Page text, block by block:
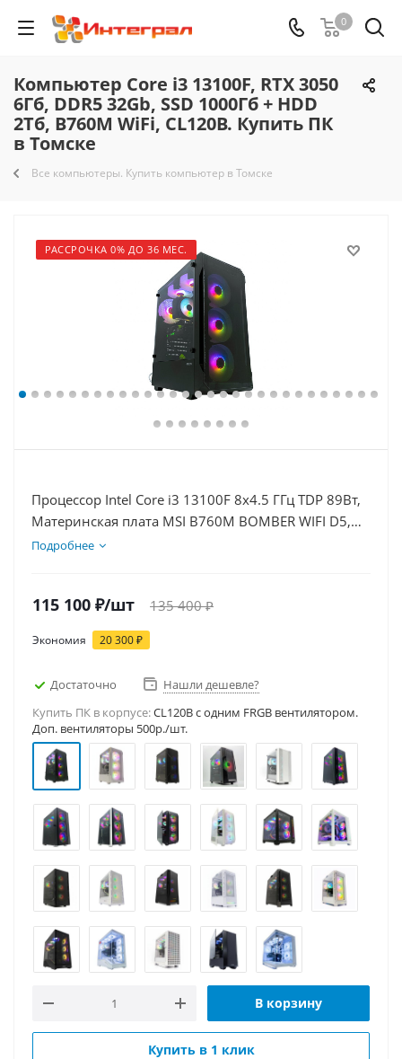
0
Компьютер Core i3 13100F, RTX 3050
6Гб, DDR5 32Gb, SSD 1000Гб + HDD
2Тб, B760M WiFi, CL120B. Купить ПК
в Томске
Все компьютеры. Купить компьютер в Томске
РАССРОЧКА 0% ДО 36 МЕС.
Процессор Intel Core i3 13100F 8x4.5 ГГц TDP 89Вт,
Материнская плата MSI B760M BOMBER WIFI D5,
Видеокарта RTX 3050 6Гб, Память DDR5 32Gb,
Подробнее
115 100 ₽/шт 135 400₽
Экономия 20 300₽
Достаточно
Нашли дешевле?
Купить ПК в корпусе:CL120B c одним FRGB вентилятором.
Доп. вентиляторы 500р./шт.
В корзину
Купить в 1 клик